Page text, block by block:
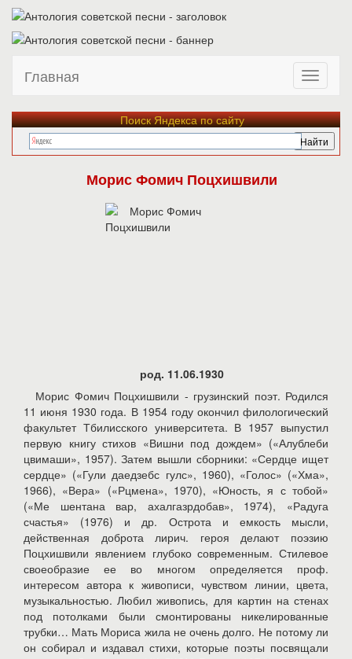
Главная
Поиск Яндекса по сайту
Морис Фомич Поцхишвили
род. 11.06.1930
Морис Фомич Поцхишвили - грузинский поэт. Родился
11 июня 1930 года. В 1954 году окончил филологический
факультет Тбилисского университета. В 1957 выпустил
первую книгу стихов «Вишни под дождем» («Алублеби
цвимаши», 1957). Затем вышли сборники: «Сердце ищет
сердце» («Гули даедзебс гулс», 1960), «Голос» («Хма»,
1966), «Вера» («Рцмена», 1970), «Юность, я с тобой»
(«Ме шентана вар, ахалгазрдобав», 1974), «Радуга
счастья» (1976) и др. Острота и емкость мысли,
действенная доброта лирич. героя делают поэзию
Поцхишвили явлением глубоко современным. Стилевое
своеобразие ее во многом определяется проф.
интересом автора к живописи, чувством линии, цвета,
музыкальностью. Любил живопись, для картин на стенах
под потолками были смонтированы никелированные
трубки… Мать Мориса жила не очень долго. Не потому ли
он собирал и издавал стихи, которые поэты посвящали